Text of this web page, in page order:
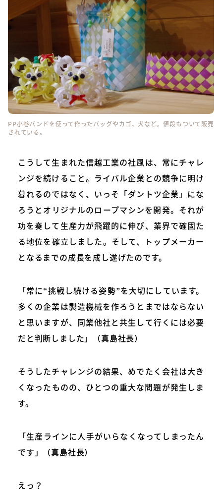
PP小巻バンドを使って作ったバッグやカゴ、犬など。値段もついて販売
されている。
こうして生まれた信越工業の社風は、常にチャレ
ンジを続けること。ライバル企業との競争に明け
暮れるのではなく、いっそ「ダントツ企業」にな
ろうとオリジナルのロープマシンを開発。それが
功を奏して生産力が飛躍的に伸び、業界で確固た
る地位を確立しました。そして、トップメーカー
となるまでの成長を成し遂げたのです。
「常に“挑戦し続ける姿勢”を大切にしています。
多くの企業は製造機械を作ろうとまではならない
と思いますが、同業他社と共生して行くには必要
だと判断しました」（真島社長）
そうしたチャレンジの結果、めでたく会社は大き
くなったものの、ひとつの重大な問題が発生しま
す。
「生産ラインに人手がいらなくなってしまったん
です」（真島社長）
えっ？